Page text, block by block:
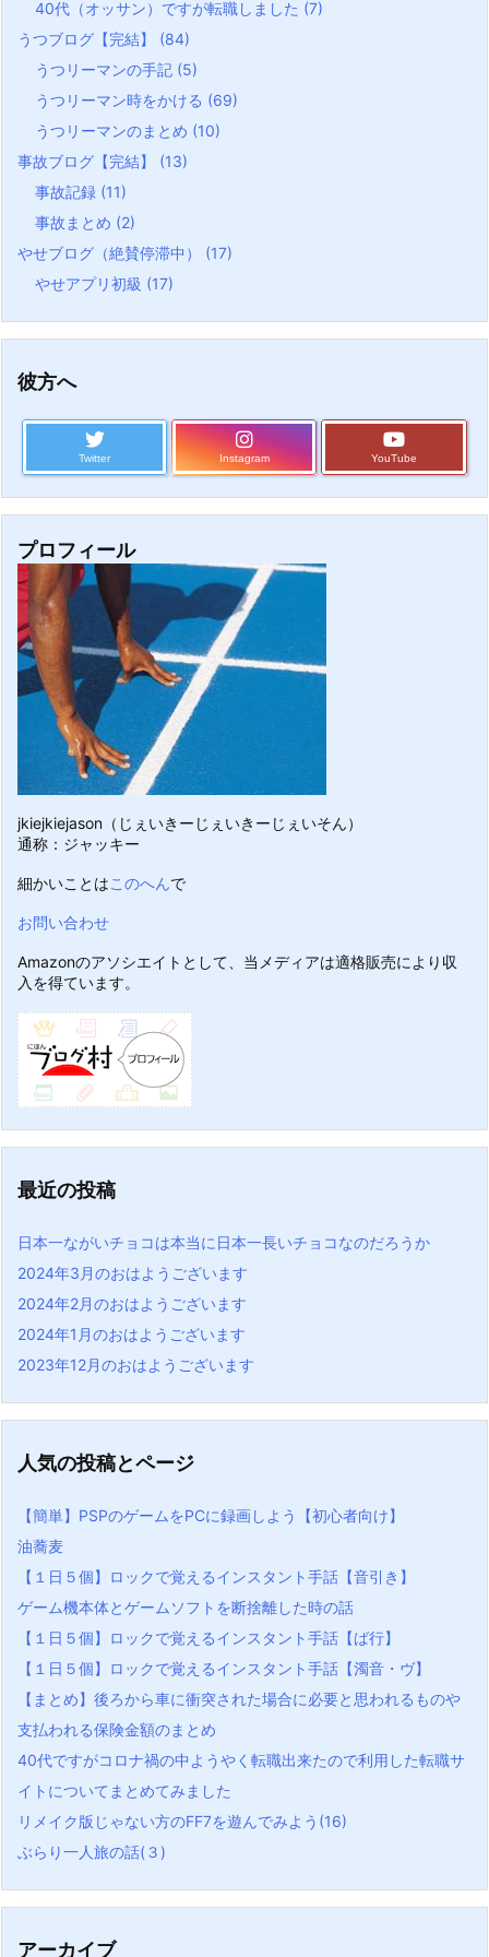
40代（オッサン）ですが転職しました (7)
うつブログ【完結】 (84)
うつリーマンの手記 (5)
うつリーマン時をかける (69)
うつリーマンのまとめ (10)
事故ブログ【完結】 (13)
事故記録 (11)
事故まとめ (2)
やせブログ（絶賛停滞中） (17)
やせアプリ初級 (17)
彼方へ
Twitter Instagram YouTube
プロフィール
jkiejkiejason（じぇいきーじぇいきーじぇいそん）
通称：ジャッキー
細かいことはこのへんで
お問い合わせ
Amazonのアソシエイトとして、当メディアは適格販売により収
入を得ています。
最近の投稿
日本一ながいチョコは本当に日本一長いチョコなのだろうか
2024年3月のおはようございます
2024年2月のおはようございます
2024年1月のおはようございます
2023年12月のおはようございます
人気の投稿とページ
【簡単】PSPのゲームをPCに録画しよう【初心者向け】
油蕎麦
【１日５個】ロックで覚えるインスタント手話【音引き】
ゲーム機本体とゲームソフトを断捨離した時の話
【１日５個】ロックで覚えるインスタント手話【ば行】
【１日５個】ロックで覚えるインスタント手話【濁音・ヴ】
【まとめ】後ろから車に衝突された場合に必要と思われるものや
支払われる保険金額のまとめ
40代ですがコロナ禍の中ようやく転職出来たので利用した転職サ
イトについてまとめてみました
リメイク版じゃない方のFF7を遊んでみよう(16)
ぶらり一人旅の話(３)
アーカイブ